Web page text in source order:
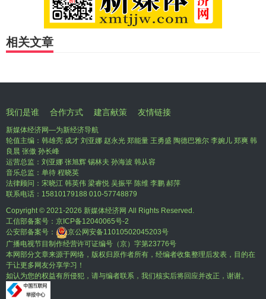
相关文章
我们是谁 合作方式 建言献策 友情链接
新媒体经济网—为新经济导航
轮值主编：韩雄亮 成才 刘亚娜 赵永光 郑能量 王勇盛 陶德巴雅尔 李婉儿 郑爽 韩
良晨 张傲 孙长峰
运营总监：刘亚娜 张旭辉 锡林夫 孙海波 韩从容
音乐总监：单待 程晓英
法律顾问：宋晓江 韩英伟 梁睿悦 吴振平 陈维 李鹏 郝萍
联系电话：15810179188 010-57748879
Copyright © 2021-2026 新媒体经济网 All Rights Reserved.
工信部备案号： 京ICP备12040065号-2
公安部备案号：
京公网安备11010502045203号
广播电视节目制作经营许可证编号（京）字第23776号
本网部分文章来源于网络，版权归原作者所有，经编者收集整理后发表，目的在
于让更多网友分享学习！
如认为您的权益有所侵犯，请与编者联系，我们核实后将回应并改正，谢谢。